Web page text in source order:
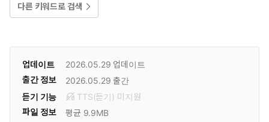
다른 키워드로 검색
업데이트 2026.05.29 업데이트
출간 정보
2026.05.29 출간
듣기 기능
TTS(듣기) 미 지원
파일 정보
평균 9.9MB